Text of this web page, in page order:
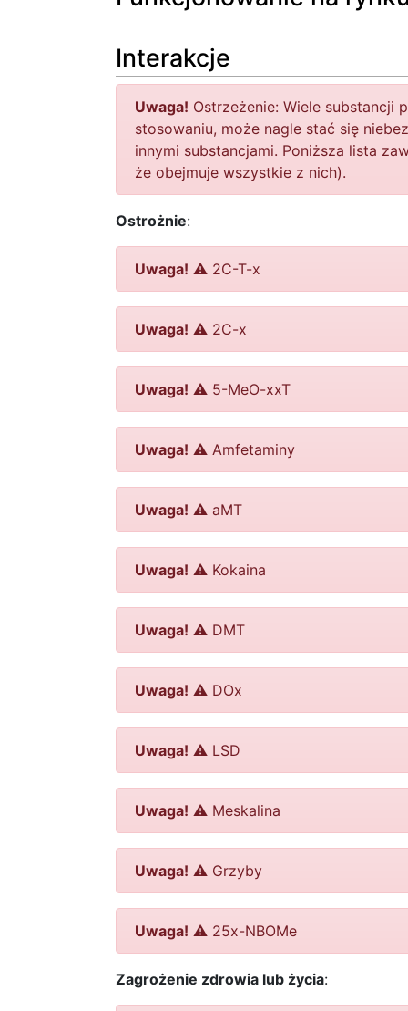
Interakcje
Uwaga! Ostrzeżenie: Wiele substancji
stosowaniu, może nagle stać się
innymi substancjami. Poniższa lista
że obejmuje wszystkie z nich).
Ostrożnie:
Uwaga! ⚠️ 2C-T-x
Uwaga! ⚠️ 2C-x
Uwaga! ⚠️ 5-MeO-xxT
Uwaga! ⚠️ Amfetaminy
Uwaga! ⚠️ aMT
Uwaga! ⚠️ Kokaina
Uwaga! ⚠️ DMT
Uwaga! ⚠️ DOx
Uwaga! ⚠️ LSD
Uwaga! ⚠️ Meskalina
Uwaga! ⚠️ Grzyby
Uwaga! ⚠️ 25x-NBOMe
Zagrożenie zdrowia lub życia: